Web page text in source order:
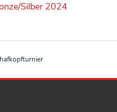
Silber 2024